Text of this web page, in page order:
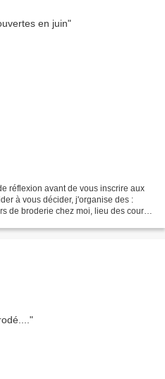
réflexion avant de vous inscrire aux
à vous décider, j'organise des :
de broderie chez moi, lieu des cours,